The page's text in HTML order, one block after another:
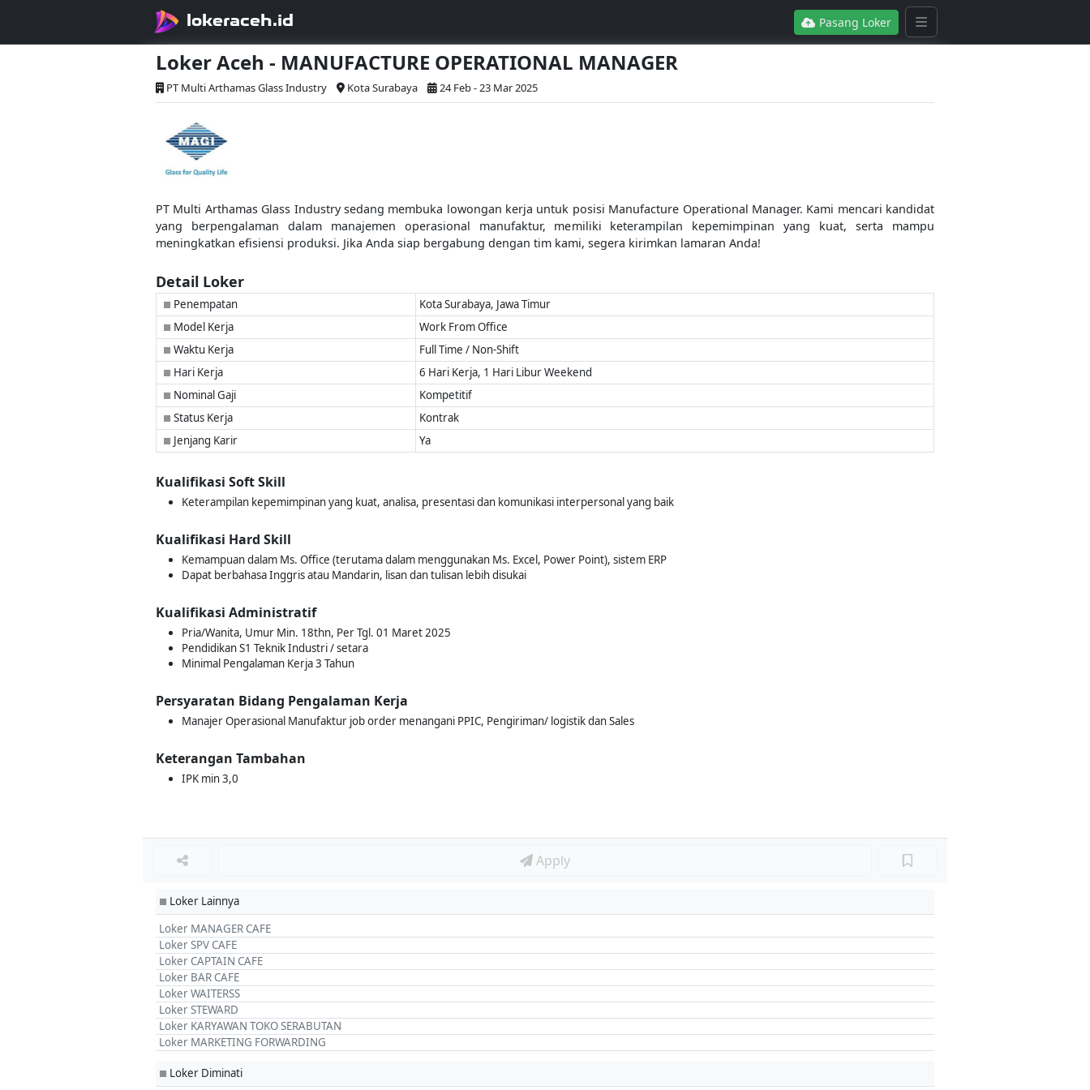
lokeraceh.id Pasang Loker
Loker Aceh - MANUFACTURE OPERATIONAL MANAGER
PT Multi Arthamas Glass Industry Kota Surabaya 24 Feb - 23 Mar 2025
PT Multi Arthamas Glass Industry sedang membuka lowongan kerja untuk posisi Manufacture Operational Manager. Kami mencari kandidat
yang berpengalaman dalam manajemen operasional manufaktur, memiliki keterampilan kepemimpinan yang kuat, serta mampu
meningkatkan efisiensi produksi. Jika Anda siap bergabung dengan tim kami, segera kirimkan lamaran Anda!
Detail Loker
■ Penempatan Kota Surabaya, Jawa Timur
■ Model Kerja Work From Office
■ Waktu Kerja Full Time / Non-Shift
■ Hari Kerja 6 Hari Kerja, 1 Hari Libur Weekend
■ Nominal Gaji Kompetitif
■ Status Kerja Kontrak
■ Jenjang Karir Ya
Kualifikasi Soft Skill
Keterampilan kepemimpinan yang kuat, analisa, presentasi dan komunikasi interpersonal yang baik
Kualifikasi Hard Skill
Kemampuan dalam Ms. Office (terutama dalam menggunakan Ms. Excel, Power Point), sistem ERP
Dapat berbahasa Inggris atau Mandarin, lisan dan tulisan lebih disukai
Kualifikasi Administratif
Pria/Wanita, Umur Min. 18thn, Per Tgl. 01 Maret 2025
Pendidikan S1 Teknik Industri / setara
Minimal Pengalaman Kerja 3 Tahun
Persyaratan Bidang Pengalaman Kerja
Manajer Operasional Manufaktur job order menangani PPIC, Pengiriman/ logistik dan Sales
Keterangan Tambahan
IPK min 3,0
Apply
■ Loker Lainnya
Loker MANAGER CAFE
Loker SPV CAFE
Loker CAPTAIN CAFE
Loker BAR CAFE
Loker WAITERSS
Loker STEWARD
Loker KARYAWAN TOKO SERABUTAN
Loker MARKETING FORWARDING
■ Loker Diminati